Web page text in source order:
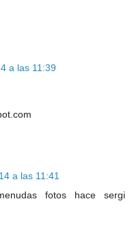
a las 11:39
a las 11:41
fotos hace sergi